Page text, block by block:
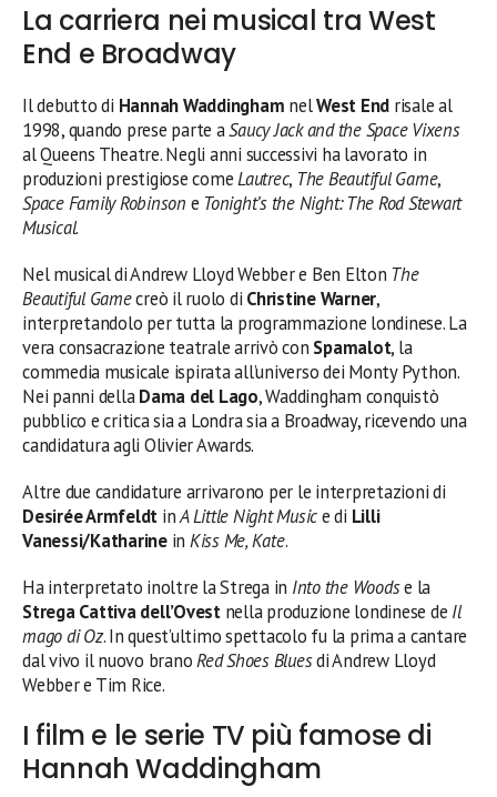
La carriera nei musical tra West
End e Broadway
Il debutto di Hannah Waddingham nelWest End risale al
1998, quando prese parte aSaucy Jack and the Space Vixens
al Queens Theatre. Negli anni successivi ha lavorato in
produzioni prestigiose comeLautrec, The Beautiful Game,
Space Family Robinson e Tonight’s the Night: The Rod Stewart
Musical.
Nel musical di Andrew Lloyd Webber e Ben Elton The
Beautiful Gamecreò il ruolo di Christine Warner,
interpretandolo per tutta la programmazione londinese. La
vera consacrazione teatrale arrivò con Spamalot, la
commedia musicale ispirata all’universo dei Monty Python.
Nei panni dellaDama del Lago, Waddingham conquistò
pubblico e critica sia a Londra sia a Broadway, ricevendo una
candidatura agli Olivier Awards.
Altre due candidature arrivarono per le interpretazioni di
Desirée Armfeldt inA Little Night Musice di Lilli
Vanessi/Katharinein Kiss Me, Kate.
Ha interpretato inoltre la Strega in Into the Woodse la
Strega Cattiva dell’Ovestnella produzione londinese de Il
mago di Oz. In quest’ultimo spettacolo fu la prima a cantare
dal vivo il nuovo branoRed Shoes Bluesdi Andrew Lloyd
Webber e Tim Rice.
I film e le serie TV più famose di
Hannah Waddingham